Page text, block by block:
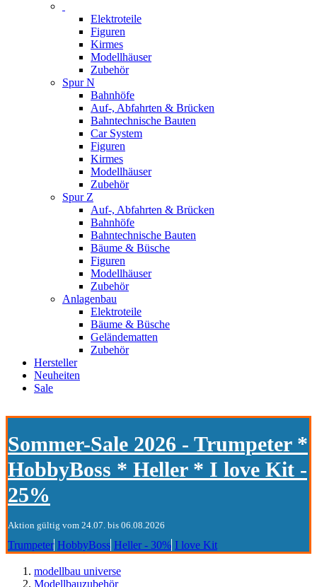
Elektroteile
Figuren
Kirmes
Modellhäuser
Zubehör
Spur N
Bahnhöfe
Auf-, Abfahrten & Brücken
Bahntechnische Bauten
Car System
Figuren
Kirmes
Modellhäuser
Zubehör
Spur Z
Auf-, Abfahrten & Brücken
Bahnhöfe
Bahntechnische Bauten
Bäume & Büsche
Figuren
Modellhäuser
Zubehör
Anlagenbau
Elektroteile
Bäume & Büsche
Geländematten
Zubehör
Hersteller
Neuheiten
Sale
Sommer-Sale 2026 - Trumpeter *
HobbyBoss * Heller * I love Kit -
25%
Aktion gültig vom 24.07. bis 06.08.2026
Trumpeter HobbyBoss Heller - 30% I love Kit
modellbau universe
Modellbauzubehör